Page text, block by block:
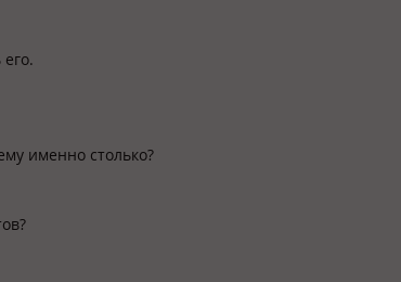
именно столько?